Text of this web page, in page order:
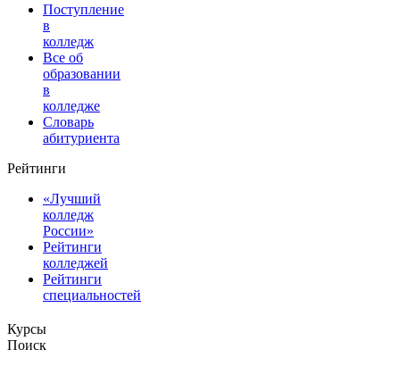
Поступление
в
колледж
Все об
образовании
в
колледже
Словарь
абитуриента
Рейтинги
«Лучший
колледж
России»
Рейтинги
колледжей
Рейтинги
специальностей
Курсы
Поиск